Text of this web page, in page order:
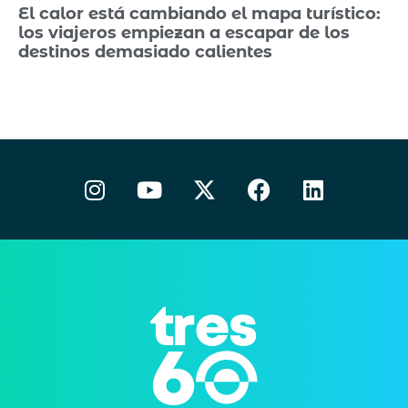
El calor está cambiando el mapa turístico:
los viajeros empiezan a escapar de los
destinos demasiado calientes